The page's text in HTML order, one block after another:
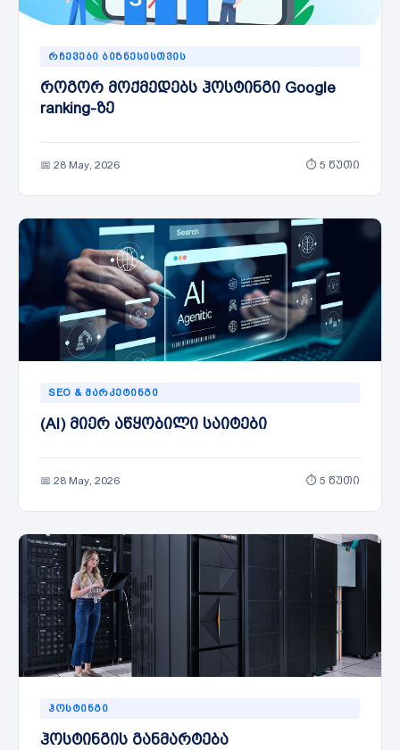
ᲠᲩᲔᲕᲔᲑᲘ ᲑᲘᲖᲜᲔᲡᲘᲡᲗᲕᲘᲡ
როგორ მოქმედებს ჰოსტინგი Google
ranking-ზე
📅 28 May, 2026 ⏱ 5 წუთი
SEO & ᲛᲐᲠᲙᲔᲢᲘᲜᲒᲘ
(AI) მიერ აწყობილი საიტები
📅 28 May, 2026 ⏱ 5 წუთი
ᲰᲝᲡᲢᲘᲜᲒᲘ
ჰოსტინგის განმარტება